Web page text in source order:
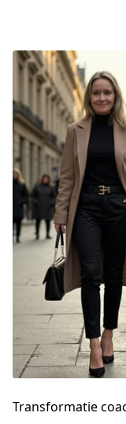
Transformatie